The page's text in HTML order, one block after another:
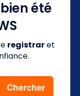
été
registraret